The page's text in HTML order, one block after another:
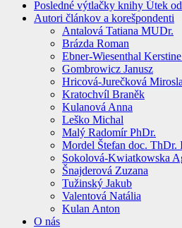
Posledné výtlačky knihy Útek
Autori článkov a korešpondenti
Antalová Tatiana MUDr.
Brázda Roman
Ebner-Wiesenthal
Gombrowicz Janusz
Hricová-Jurečková
Kratochvíl Braněk
Kulanová Anna
Leško Michal
Malý Radomír PhDr.
Mordel Štefan doc. ThDr.
Sokolová-Kwiatkowska
Šnajderová Zuzana
Tužinský Jakub
Valentová Natália
Kulan Anton
O nás